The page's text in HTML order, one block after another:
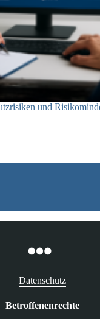
und
Datenschutz
Betroffenenrechte